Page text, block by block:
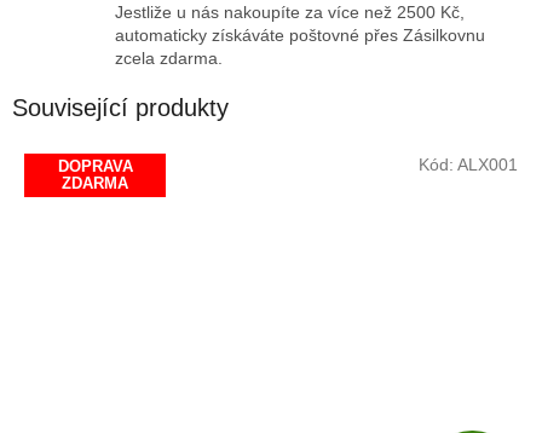
Jestliže u nás nakoupíte za více než 2500 Kč,
automaticky získáváte poštovné přes Zásilkovnu
zcela zdarma.
Související produkty
DOPRAVA
ZDARMA
Kód: ALX001